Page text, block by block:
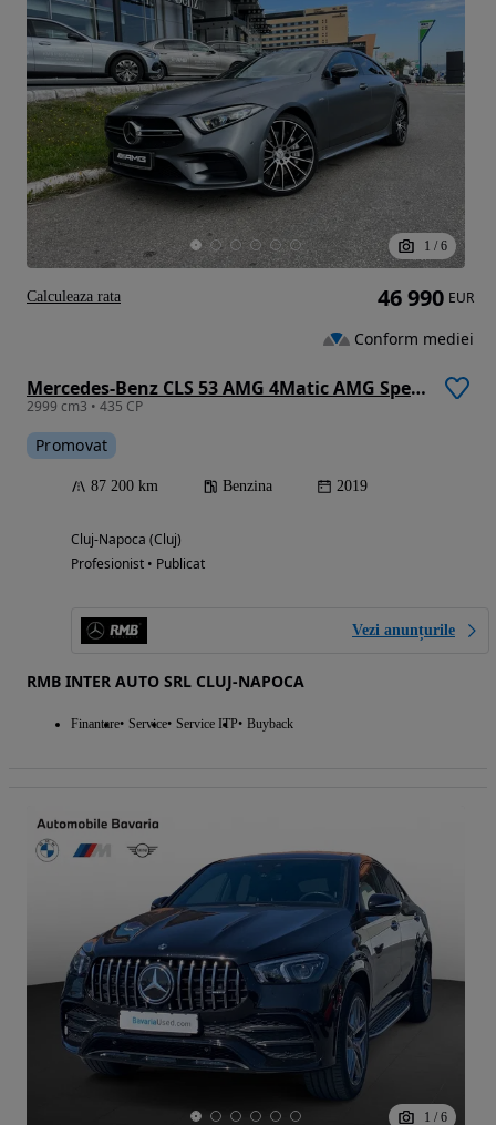
1 / 6
Mercedes-Benz CLS 53 AMG 4Matic AMG Speedshift 9G-TRONIC
2999 cm3 • 435 CP
Promovat
87 200 km Benzina 2019
Cluj-Napoca (Cluj)
Profesionist • Publicat
Vezi anunțurile
RMB INTER AUTO SRL CLUJ-NAPOCA
Finantare Service Service ITP Buyback
46 990 EUR
Conform mediei
Calculeaza rata
1 / 6